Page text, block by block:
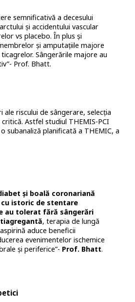
semnificativă a decesului
și accidentului vascular
vs placebo. În plus și
și amputațiile majore
Sângerările majore au
Prof. Bhatt.
riscului de sângerare, selecția
Astfel studiul THEMIS-PCI
subanaliză planificată a THEMIC, a
și boală coronariană
istoric de stentare
au tolerat fără sângerări
, terapia de lungă
aduce beneficii
evenimentelor ischemice
și periferice”- Prof. Bhatt.